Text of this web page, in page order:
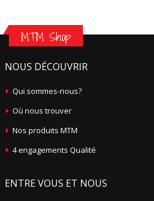
MTM Shop
NOUS DÉCOUVRIR
Qui sommes-nous?
Où nous trouver
Nos produits MTM
4 engagements Qualité
ENTRE VOUS ET NOUS